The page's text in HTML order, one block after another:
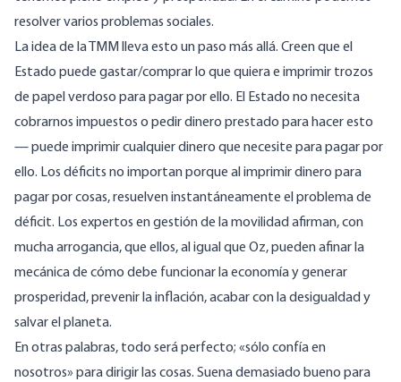
resolver varios problemas sociales.
La idea de la TMM lleva esto un paso más allá. Creen que el
Estado puede gastar/comprar lo que quiera e imprimir trozos
de papel verdoso para pagar por ello. El Estado no necesita
cobrarnos impuestos o pedir dinero prestado para hacer esto
— puede imprimir cualquier dinero que necesite para pagar por
ello. Los déficits no importan porque al imprimir dinero para
pagar por cosas, resuelven instantáneamente el problema de
déficit. Los expertos en gestión de la movilidad afirman, con
mucha arrogancia, que ellos, al igual que Oz, pueden afinar la
mecánica de cómo debe funcionar la economía y generar
prosperidad, prevenir la inflación, acabar con la desigualdad y
salvar el planeta.
En otras palabras, todo será perfecto; «sólo confía en
nosotros» para dirigir las cosas. Suena demasiado bueno para